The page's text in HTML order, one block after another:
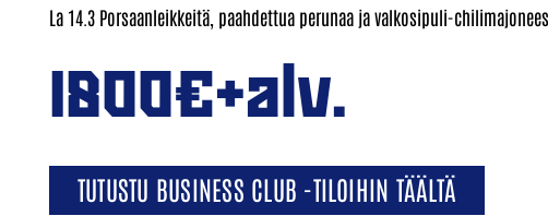
La 14.3 Porsaanleikkeitä, paahdettua perunaa ja valkosipuli-
1800€+alv.
TUTUSTU BUSINESS CLUB -TILOIHIN TÄÄLTÄ